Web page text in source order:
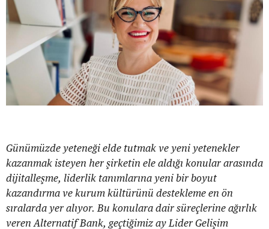
Günümüzde yeteneği elde tutmak ve yeni yetenekler
kazanmak isteyen her şirketin ele aldığı konular arasında
dijitalleşme, liderlik tanımlarına yeni bir boyut
kazandırma ve kurum kültürünü destekleme en ön
sıralarda yer alıyor. Bu konulara dair süreçlerine ağırlık
veren Alternatif Bank, geçtiğimiz ay Lider Gelişim